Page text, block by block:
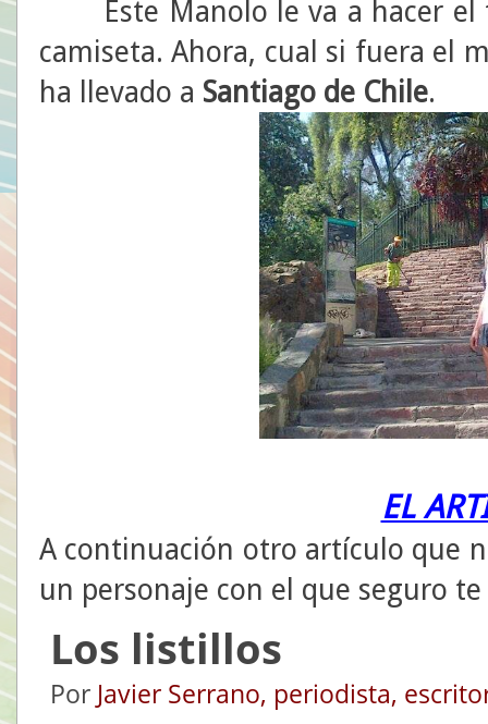
Este Manolo le va a hacer el
camiseta. Ahora, cual si fuera el
ha llevado a Santiago de Chile.
EL
A continuación otro artículo que
un personaje con el que seguro
Los listillos
Por Javier Serrano, periodista,